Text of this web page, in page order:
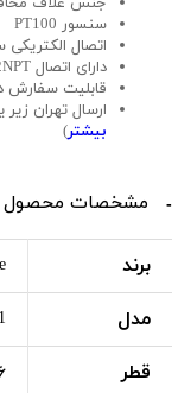
سنسور PT100
اتصال
دارای اتصال 1/2NPT جهت نصب در محل اندازه گیری
قابلیت سفارش
ارسال تهران
بیشتر)
مشخصات محصول
برند
مدل
قطر